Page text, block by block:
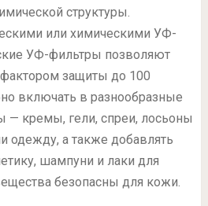
структуры.
или химическими УФ-
УФ-фильтры позволяют
фактором защиты до 100
включать в разнообразные
— кремы, гели, спреи, лосьоны
одежду, а также добавлять
шампуни и лаки для
безопасны для кожи.